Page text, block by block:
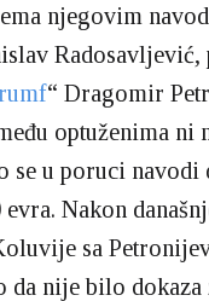
njegovim
Radosavljević,
“ Dragomir
optuženima ni
se u poruci navodi
Nakon
sa
da nije bilo